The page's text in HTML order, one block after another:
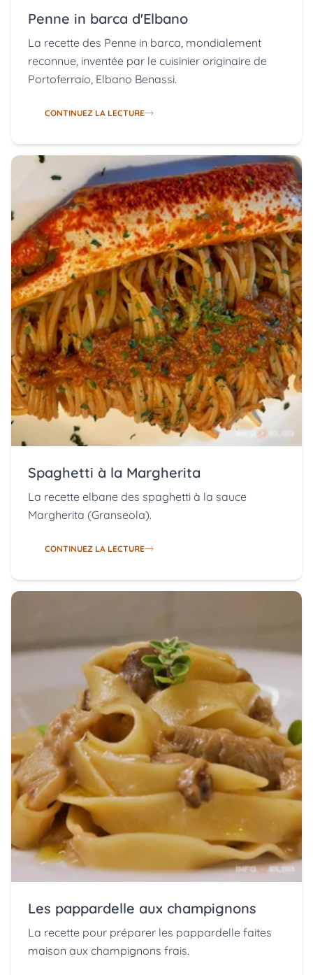
Penne in barca d'Elbano
La recette des Penne in barca, mondialement
reconnue, inventée par le cuisinier originaire de
Portoferraio, Elbano Benassi.
CONTINUEZ LA LECTURE
Spaghetti à la Margherita
La recette elbane des spaghetti à la sauce
Margherita (Granseola).
CONTINUEZ LA LECTURE
Les pappardelle aux champignons
La recette pour préparer les pappardelle faites
maison aux champignons frais.